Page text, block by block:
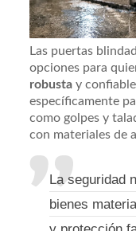
Las puertas
opciones para
robusta y
específicamente
como golpes y
con materiales de
La seguridad
bienes